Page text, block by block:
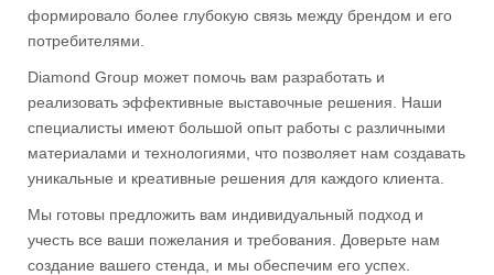
формировало более глубокую связь между брендом и его
потребителями.
Diamond Group может помочь вам разработать и
реализовать эффективные выставочные решения. Наши
специалисты имеют большой опыт работы с различными
материалами и технологиями, что позволяет нам создавать
уникальные и креативные решения для каждого клиента.
Мы готовы предложить вам индивидуальный подход и
учесть все ваши пожелания и требования. Доверьте нам
создание вашего стенда, и мы обеспечим его успех.